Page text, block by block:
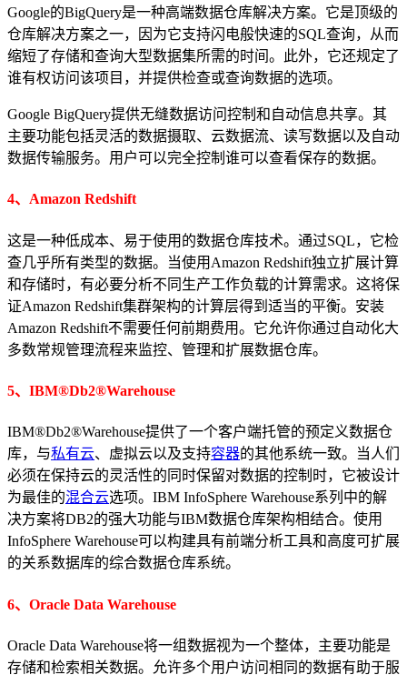
Google的BigQuery是一种高端数据仓库解决方案。它是顶级的
仓库解决方案之一，因为它支持闪电般快速的SQL查询，从而
缩短了存储和查询大型数据集所需的时间。此外，它还规定了
谁有权访问该项目，并提供检查或查询数据的选项。
Google BigQuery提供无缝数据访问控制和自动信息共享。其
主要功能包括灵活的数据摄取、云数据流、读写数据以及自动
数据传输服务。用户可以完全控制谁可以查看保存的数据。
4、Amazon Redshift
这是一种低成本、易于使用的数据仓库技术。通过SQL，它检
查几乎所有类型的数据。当使用Amazon Redshift独立扩展计算
和存储时，有必要分析不同生产工作负载的计算需求。这将保
证Amazon Redshift集群架构的计算层得到适当的平衡。安装
Amazon Redshift不需要任何前期费用。它允许你通过自动化大
多数常规管理流程来监控、管理和扩展数据仓库。
5、IBM®Db2®Warehouse
IBM®Db2®Warehouse提供了一个客户端托管的预定义数据仓
库，与私有云、虚拟云以及支持容器的其他系统一致。当人们
必须在保持云的灵活性的同时保留对数据的控制时，它被设计
为最佳的混合云选项。IBM InfoSphere Warehouse系列中的解
决方案将DB2的强大功能与IBM数据仓库架构相结合。使用
InfoSphere Warehouse可以构建具有前端分析工具和高度可扩展
的关系数据库的综合数据仓库系统。
6、Oracle Data Warehouse
Oracle Data Warehouse将一组数据视为一个整体，主要功能是
存储和检索相关数据。允许多个用户访问相同的数据有助于服